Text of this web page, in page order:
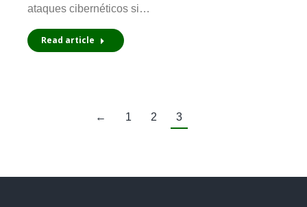
ataques cibernéticos si…
Read article
← 1 2 3